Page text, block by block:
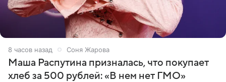
8 часов назад Соня Жарова
Маша Распутина призналась, что покупает
хлеб за 500 рублей: «В нем нет ГМО»